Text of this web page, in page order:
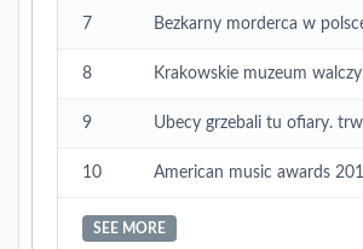
7 Bezkarny morderca w
8 Krakowskie muzeum
9 Ubecy grzebali tu ofiary.
10 American music awards
SEE MORE